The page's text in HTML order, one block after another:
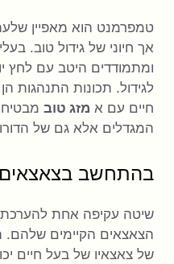
טמפרמנט הוא מאפיין
אך חיוני של גידול טוב.
ומתמודדים היטב עם לחץ
לגידול. תכונות התנהגות
חיים עם א מזג טוב
המגדלים אלא גם של
בהתחשב בצאצאים
שיטה עקיפה אחת להערכת
הצאצאים הקיימים שלהם.
של צאצאיו של בעל חיים